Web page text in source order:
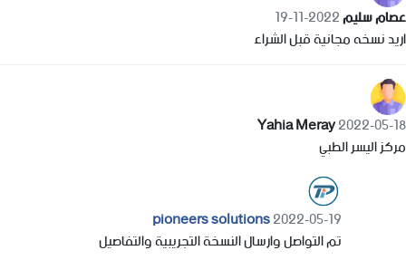
عصام سليم2022-11-19
اريد نسخه مجانية قبل الشراء
Yahia Meray2022-05-18
مركز اليسر الطبي
pioneers solutions2022-05-19
تم التواصل وارسال النسخة التجريبية والتفاصيل